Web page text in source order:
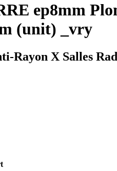
ep8mm
(unit) _vry
Rayon X Salles